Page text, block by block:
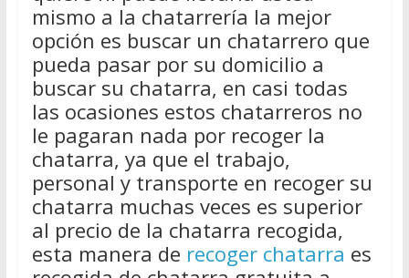
mismo a la chatarrería la mejor
opción es buscar un chatarrero que
pueda pasar por su domicilio a
buscar su chatarra, en casi todas
las ocasiones estos chatarreros no
le pagaran nada por recoger la
chatarra, ya que el trabajo,
personal y transporte en recoger su
chatarra muchas veces es superior
al precio de la chatarra recogida,
esta manera de recoger chatarra es